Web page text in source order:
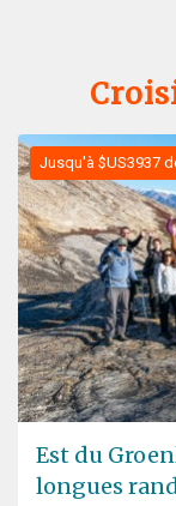
Jusqu'à $US3937
Est du
longues